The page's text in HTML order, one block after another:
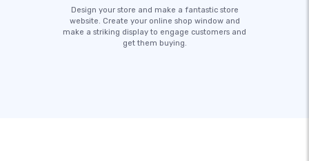
Design your store and make a fantastic store
website. Create your online shop window and
make a striking display to engage customers and
get them buying.